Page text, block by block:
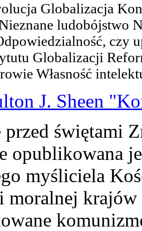
Globalizacja
ludobójstwo
czy
Globalizacji
Własność
J. Sheen
przed świętami
opublikowana
myśliciela
moralnej krajów